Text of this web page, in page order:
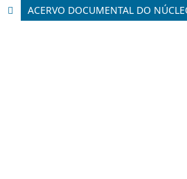
ACERVO DOCUMENTAL DO